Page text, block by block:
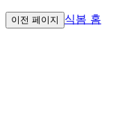
이전 페이지 식봄 홈